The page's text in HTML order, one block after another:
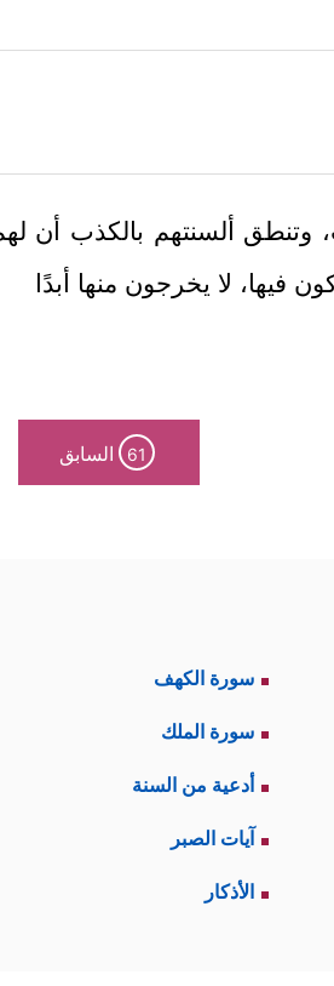
وتنطق ألسنتهم بالكذب أن
فيها، لا يخرجون منها أبدًا
61 السابق
سورة الكهف
سورة الملك
أدعية من السنة
آيات الصبر
الأذكار